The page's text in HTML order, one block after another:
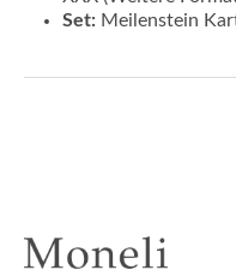
Set: Meilenstein